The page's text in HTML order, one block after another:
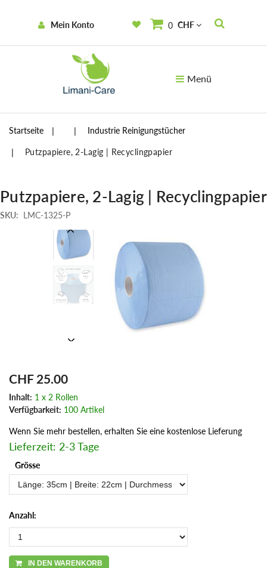
Mein Konto 0 CHF
Menü
Startseite Industrie Reinigungstücher
Putzpapiere, 2-Lagig | Recyclingpapier
Putzpapiere, 2-Lagig | Recyclingpapier
SKU: LMC-1325-P
CHF 25.00
Inhalt: 1 x 2 Rollen
Verfügbarkeit: 100 Artikel
Wenn Sie mehr bestellen, erhalten Sie eine kostenlose Lieferung
Lieferzeit: 2-3 Tage
Grösse
Anzahl:
IN DEN WARENKORB